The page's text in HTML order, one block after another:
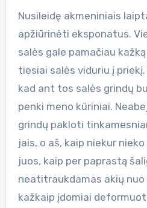
Nusileidę akmeniniais
apžiūrinėti eksponatus.
salės gale pamačiau
tiesiai salės viduriu į
kad ant tos salės grindų
penki meno kūriniai.
grindų pakloti
jais, o aš, kaip niekur
juos, kaip per paprastą
neatitraukdamas akių nuo
kažkaip įdomiai